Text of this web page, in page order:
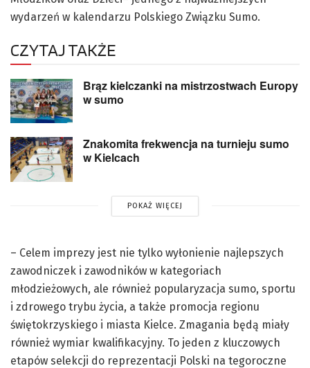
wydarzeń w kalendarzu Polskiego Związku Sumo.
CZYTAJ TAKŻE
Brąz kielczanki na mistrzostwach Europy
w sumo
Znakomita frekwencja na turnieju sumo
w Kielcach
POKAŻ WIĘCEJ
– Celem imprezy jest nie tylko wyłonienie najlepszych
zawodniczek i zawodników w kategoriach
młodzieżowych, ale również popularyzacja sumo, sportu
i zdrowego trybu życia, a także promocja regionu
świętokrzyskiego i miasta Kielce. Zmagania będą miały
również wymiar kwalifikacyjny. To jeden z kluczowych
etapów selekcji do reprezentacji Polski na tegoroczne